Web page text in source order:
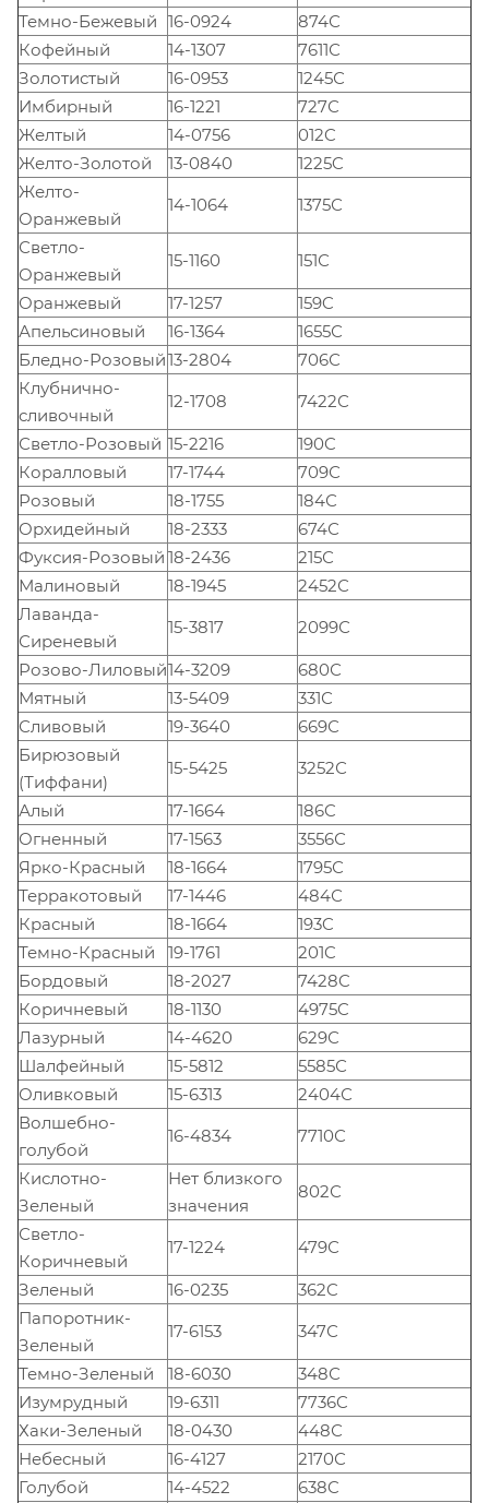
Темно-Бежевый 16-0924
874С
Кофейный
14-1307
7611С
Золотистый
16-0953
1245С
Имбирный
16-1221
727С
Желтый
14-0756
012C
Желто-Золотой
13-0840
1225C
Желто-
Оранжевый
14-1064 1375С
Светло-
Оранжевый
15-1160 151С
Оранжевый 17-1257
159C
Апельсиновый
16-1364
1655С
Бледно-Розовый13-2804
706С
Клубнично-
сливочный
12-1708 7422С
Светло-Розовый 15-2216
190C
Коралловый
17-1744
709С
Розовый
18-1755
184С
Орхидейный
18-2333
674С
Фуксия-Розовый 18-2436
215С
Малиновый
18-1945
2452С
Лаванда-
Сиреневый
15-3817 2099С
Розово-Лиловый14-3209
680С
Мятный
13-5409
331С
Сливовый
19-3640
669С
Бирюзовый
(Тиффани)
15-5425 3252С
Алый 17-1664
186C
Огненный
17-1563
3556С
Ярко-Красный
18-1664
1795С
Терракотовый
17-1446
484С
Красный
18-1664
193C
Темно-Красный
19-1761
201C
Бордовый
18-2027
7428C
Коричневый
18-1130
4975C
Лазурный
14-4620
629С
Шалфейный
15-5812
5585С
Оливковый
15-6313
2404С
Волшебно-
голубой
16-4834 7710С
Кислотно-
Зеленый
Нет близкого
значения
802С
Светло-
Коричневый
17-1224 479С
Зеленый 16-0235
362C
Папоротник-
Зеленый
17-6153 347С
Темно-Зеленый 18-6030
348С
Изумрудный
19-6311
7736C
Хаки-Зеленый
18-0430
448С
Небесный
16-4127
2170С
Голубой
14-4522
638C